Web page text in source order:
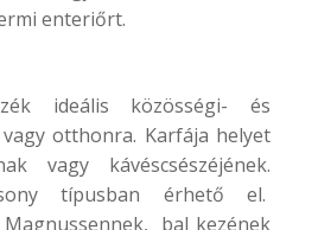
enteriőrt.
ideális közösségi- és
otthonra. Karfája helyet
vagy kávéscsészéjének.
típusban érhető el.
bal kezének